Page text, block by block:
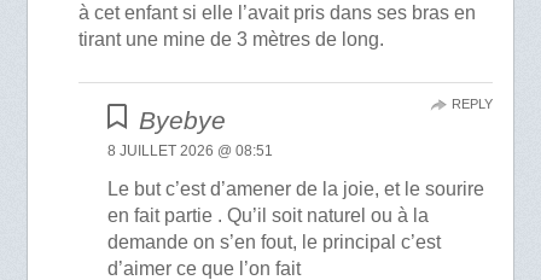
à cet enfant si elle l’avait pris dans ses bras en
tirant une mine de 3 mètres de long.
Byebye
8 JUILLET 2026 @ 08:51
Le but c’est d’amener de la joie, et le sourire
en fait partie . Qu’il soit naturel ou à la
demande on s’en fout, le principal c’est
d’aimer ce que l’on fait
REPLY